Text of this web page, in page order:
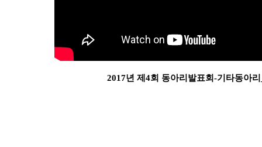
2017년 제4회 동아리발표회-기타동아